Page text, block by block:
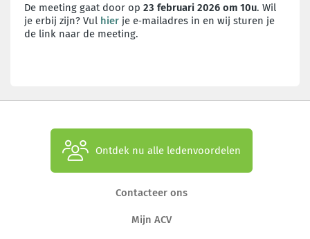
De meeting gaat door op 23 februari 2026 om 10u. Wil
je erbij zijn? Vul hier je e‑mailadres in en wij sturen je
de link naar de meeting.
Ontdek nu alle ledenvoordelen
Contacteer ons
Mijn ACV